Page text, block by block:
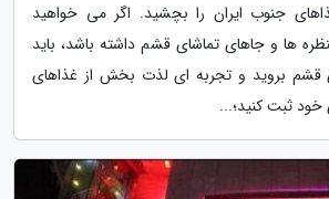
جنوب ایران را بچشید. اگر می خواهید
ها و جاهای تماشای قشم داشته باشد، باید
قشم بروید و تجربه ای لذت بخش از غذاهای
خود ثبت کنید؛...